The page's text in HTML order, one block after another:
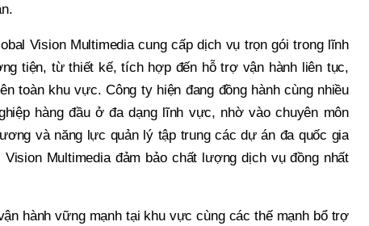
Vision Multimedia cung cấp dịch vụ trọn gói trong lĩnh
tiện, từ thiết kế, tích hợp đến hỗ trợ vận hành liên tục,
toàn khu vực. Công ty hiện đang đồng hành cùng nhiều
hàng đầu ở đa dạng lĩnh vực, nhờ vào chuyên môn
và năng lực quản lý tập trung các dự án đa quốc gia
Multimedia đảm bảo chất lượng dịch vụ đồng nhất
hành vững mạnh tại khu vực cùng các thế mạnh bổ trợ